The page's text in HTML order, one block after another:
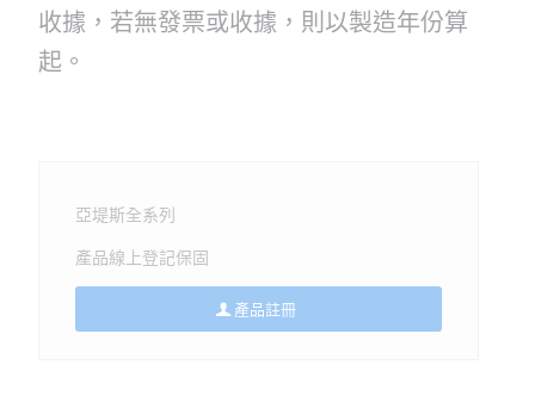
收據，若無發票或收據，則以製造年份算
起。
亞堤斯全系列
產品線上登記保固
產品註冊